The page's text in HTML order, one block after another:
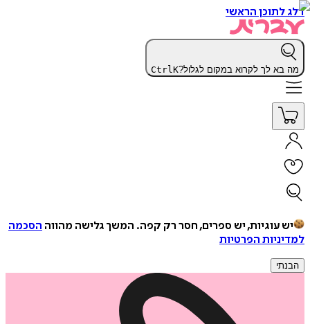
דלג לתוכן הראשי
מה בא לך לקרוא במקום לגלול? CtrlK
יש עוגיות, יש ספרים, חסר רק קפה. המשך גלישה מהווה הסכמה
למדיניות הפרטיות
הבנתי